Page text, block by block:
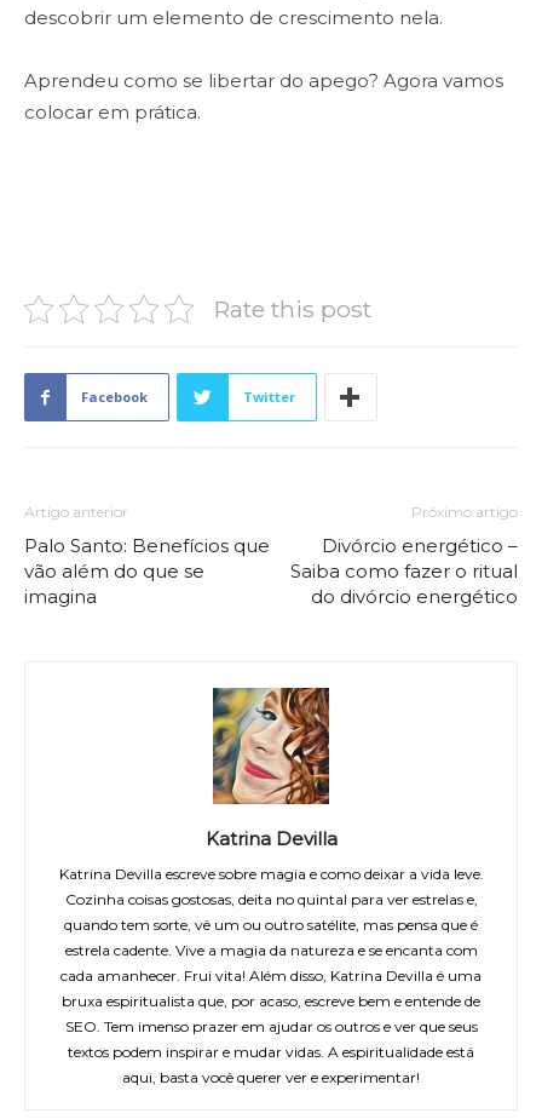
descobrir um elemento de crescimento nela.
Aprendeu como se libertar do apego? Agora vamos
colocar em prática.
Rate this post
Facebook Twitter
Artigo anterior
Palo Santo: Benefícios que
vão além do que se
imagina
Próximo artigo
Divórcio energético –
Saiba como fazer o ritual
do divórcio energético
Katrina Devilla
Katrina Devilla escreve sobre magia e como deixar a vida leve.
Cozinha coisas gostosas, deita no quintal para ver estrelas e,
quando tem sorte, vê um ou outro satélite, mas pensa que é
estrela cadente. Vive a magia da natureza e se encanta com
cada amanhecer. Frui vita! Além disso, Katrina Devilla é uma
bruxa espiritualista que, por acaso, escreve bem e entende de
SEO. Tem imenso prazer em ajudar os outros e ver que seus
textos podem inspirar e mudar vidas. A espiritualidade está
aqui, basta você querer ver e experimentar!